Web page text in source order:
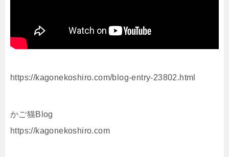
https://kagonekoshiro.com/blog-entry-23802.html
かご猫Blog
https://kagonekoshiro.com